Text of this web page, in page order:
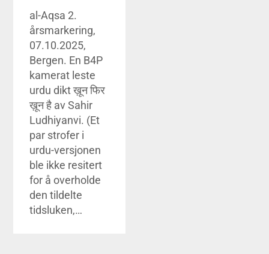
al-Aqsa 2.
årsmarkering,
07.10.2025,
Bergen. En B4P
kamerat leste
urdu dikt ख़ून फिर
ख़ून है av Sahir
Ludhiyanvi. (Et
par strofer i
urdu-versjonen
ble ikke resitert
for å overholde
den tildelte
tidsluken,…